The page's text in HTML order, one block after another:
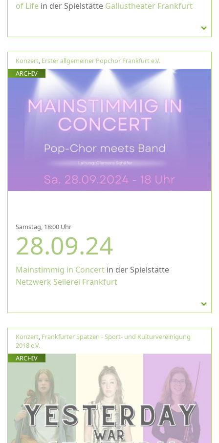
of Life in der Spielstätte Gallustheater Frankfurt
Konzert, Erster allgemeiner Popchor Frankfurt e.V.
ARCHIV
Samstag, 18:00 Uhr
28.09.24
Mainstimmig in Concert in der Spielstätte
Netzwerk Seilerei Frankfurt
Konzert Frankfurter Spatzen - Sport- und Kulturvereinigung
2018 e.V.
ARCHIV